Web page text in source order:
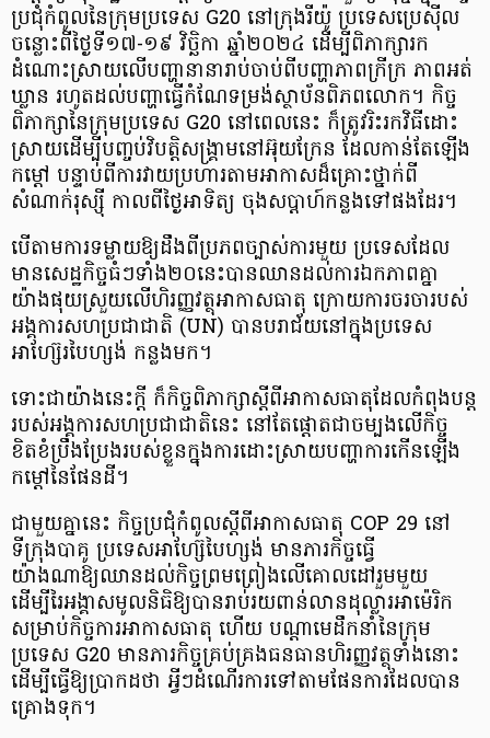
ប្រជុំកំពូលនៃក្រុមប្រទេស G20 នៅក្រុងរីយ៉ូ ប្រទេសប្រេស៊ីល
ចន្លោះពីថ្ងៃទី១៧-១៩ វិច្ឆិកា ឆ្នាំ២០២៤ ដើម្បីពិភាក្សារក
ដំណោះស្រាយលើបញ្ហានានារាប់ចាប់ពីបញ្ហាភាពក្រីក្រ ភាពអត់
ឃ្លាន រហូតដល់បញ្ហាធ្វើកំណែទម្រង់ស្ថាប័នពិភពលោក។ កិច្ច
ពិភាក្សានៃក្រុមប្រទេស G20 នៅពេលនេះ ក៏ត្រូវរិះរកវិធីដោះ
ស្រាយដើម្បីបញ្ចប់វិបត្តិសង្គ្រាមនៅអ៊ុយក្រែន ដែលកាន់តែឡើង
កម្ដៅ បន្ទាប់ពីការវាយប្រហារតាមអាកាសដ៏គ្រោះថ្នាក់ពី
សំណាក់រុស្ស៊ី កាលពីថ្ងៃអាទិត្យ ចុងសប្ដាហ៍កន្លងទៅផងដែរ។
បើតាមការទម្លាយឱ្យដឹងពីប្រភពច្បាស់ការមួយ ប្រទេសដែល
មានសេដ្ឋកិច្ចធំៗទាំង២០នេះបានឈានដល់ការឯកភាពគ្នា
យ៉ាងផុយស្រួយលើហិរញ្ញវត្ថុអាកាសធាតុ ក្រោយការចរចារបស់
អង្គការសហប្រជាជាតិ (UN) បានបរាជ័យនៅក្នុងប្រទេស
អាហ្ស៊ែរបៃហ្សង់ កន្លងមក។
ទោះជាយ៉ាងនេះក្ដី ក៏កិច្ចពិភាក្សាស្តីពីអាកាសធាតុដែលកំពុងបន្ត
របស់អង្គការសហប្រជាជាតិនេះ នៅតែផ្ដោតជាចម្បងលើកិច្ច
ខិតខំប្រឹងប្រែងរបស់ខ្លួនក្នុងការដោះស្រាយបញ្ហាការកើនឡើង
កម្ដៅនៃផែនដី។
ជាមួយគ្នានេះ កិច្ចប្រជុំកំពូលស្តីពីអាកាសធាតុ COP 29 នៅ
ទីក្រុងបាគូ ប្រទេសអាហ្ស៊ែបៃហ្សង់ មានភារកិច្ចធ្វើ
យ៉ាងណាឱ្យឈានដល់កិច្ចព្រមព្រៀងលើគោលដៅរួមមួយ
ដើម្បីរៃអង្គាសមូលនិធិឱ្យបានរាប់រយពាន់លានដុល្លារអាម៉េរិក
សម្រាប់កិច្ចការអាកាសធាតុ ហើយ បណ្ដាមេដឹកនាំនៃក្រុម
ប្រទេស G20 មានភារកិច្ចគ្រប់គ្រងធនធានហិរញ្ញវត្ថុទាំងនោះ
ដើម្បីធ្វើឱ្យប្រាកដថា អ្វីៗដំណើរការទៅតាមផែនការដែលបាន
គ្រោងទុក។